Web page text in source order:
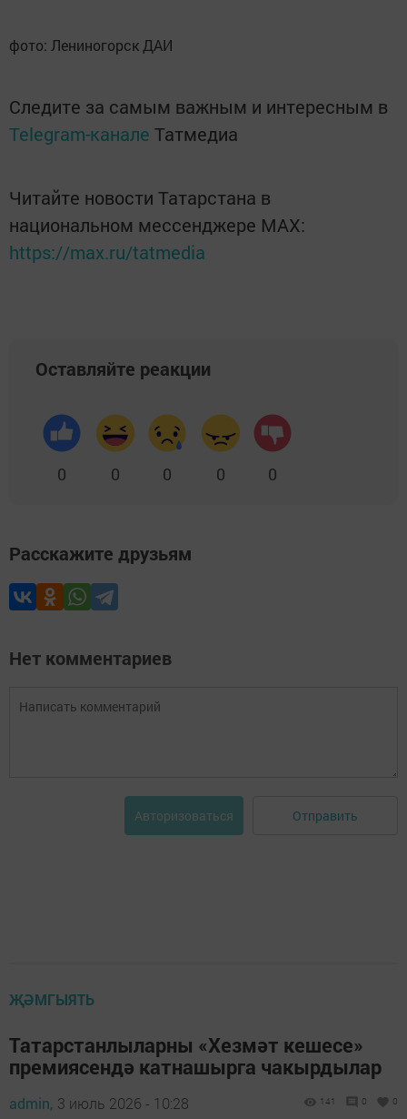
фото: Лениногорск ДАИ
Следите за самым важным и интересным в
Telegram-канале Татмедиа
Читайте новости Татарстана в
национальном мессенджере MАХ:
https://max.ru/tatmedia
Оставляйте реакции
0 0 0 0 0
Расскажите друзьям
Нет комментариев
Авторизоваться Отправить
ҖӘМГЫЯТЬ
Татарстанлыларны «Хезмәт кешесе»
премиясендә катнашырга чакырдылар
admin, 3 июль 2026 - 10:28 141 0 0